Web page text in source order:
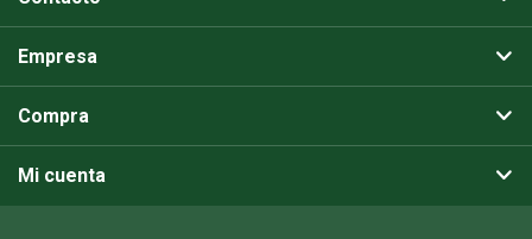
Empresa
Compra
Mi cuenta